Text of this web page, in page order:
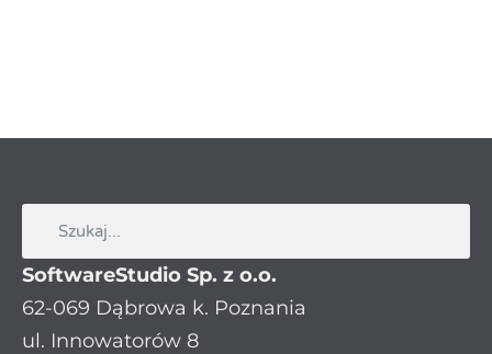
SoftwareStudio Sp. z o.o.
62-069 Dąbrowa k. Poznania
ul. Innowatorów 8